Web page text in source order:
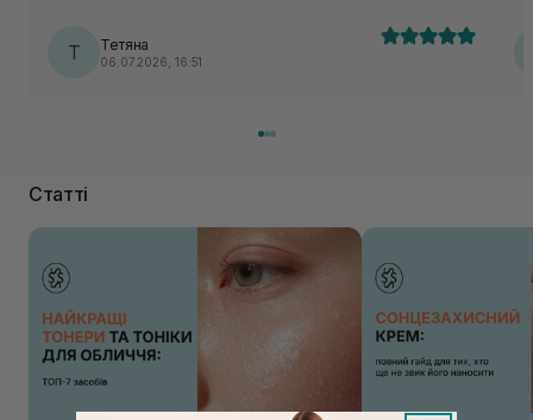
Т Тетяна
06.07.2026, 16:51
Статті